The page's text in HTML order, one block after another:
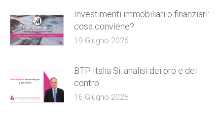
Investimenti immobiliari o finanziari:
cosa conviene?
19 Giugno 2026
BTP Italia Sì: analisi dei pro e dei
contro
16 Giugno 2026